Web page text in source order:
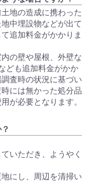
地の造成に携わった
中埋設物などが出て
追加料金がかかりま
の壁や屋根、外壁な
ども追加料金がかか
査時の状況に基づい
には無かった処分品
が必要となります。
いただき、ようやく
にし、周辺を清掃い